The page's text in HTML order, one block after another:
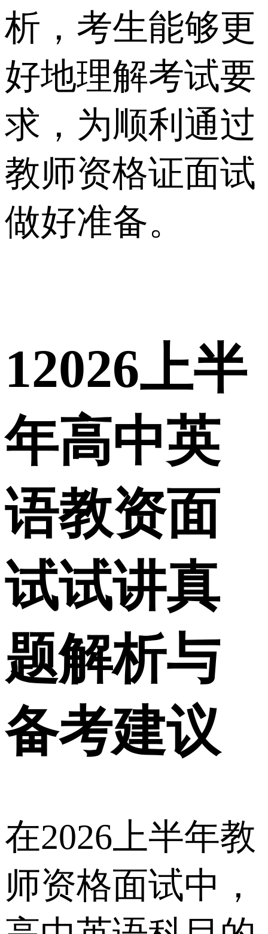
析，考生能够更
好地理解考试要
求，为顺利通过
教师资格证面试
做好准备。
12026上半
年高中英
语教资面
试试讲真
题解析与
备考建议
在2026上半年教
师资格面试中，